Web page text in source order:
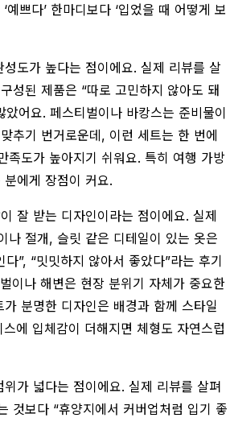
예쁘다’ 한마디보다 ‘입었을 때 어떻게 보
도가 높다는 점이에요. 실제 리뷰를 살
성된 제품은 “따로 고민하지 않아도 돼
았어요. 페스티벌이나 바캉스는 준비물이
추기 번거로운데, 이런 세트는 한 번에
족도가 높아지기 쉬워요. 특히 여행 가방
에게 장점이 커요.
잘 받는 디자인이라는 점이에요. 실제
나 절개, 슬릿 같은 디테일이 있는 옷은
”, “밋밋하지 않아서 좋았다”라는 후기
이나 해변은 현장 분위기 자체가 중요한
분명한 디자인은 배경과 함께 스타일
에 입체감이 더해지면 체형도 자연스럽
가 넓다는 점이에요. 실제 리뷰를 살펴
것보다 “휴양지에서 커버업처럼 입기 좋